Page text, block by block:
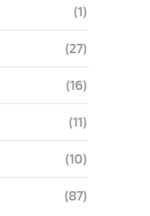
(1)
(27)
(16)
(11)
(10)
(87)